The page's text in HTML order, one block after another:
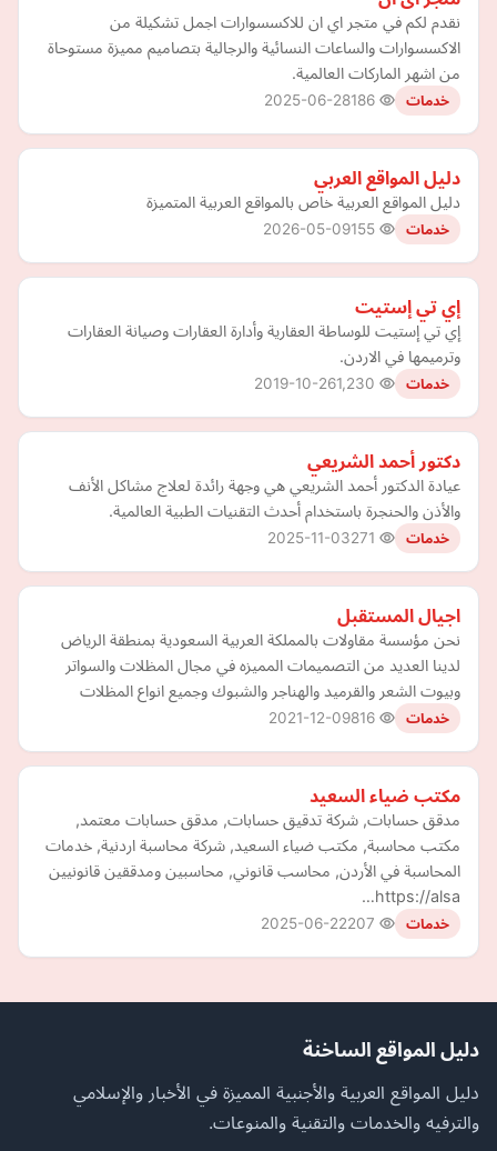
نقدم لكم في متجر اي ان للاكسسوارات اجمل تشكيلة من
الاكسسوارات والساعات النسائية والرجالية بتصاميم مميزة مستوحاة
من اشهر الماركات العالمية.
خدمات 2025-06-28
دليل المواقع العربي
دليل المواقع العربية خاص بالمواقع العربية المتميزة
خدمات 2026-05-09
إي تي إستيت
إي تي إستيت للوساطة العقارية وأدارة العقارات وصيانة العقارات
وترميمها في الاردن.
خدمات 2019-10-26
دكتور أحمد الشريعي
عيادة الدكتور أحمد الشريعي هي وجهة رائدة لعلاج مشاكل الأنف
والأذن والحنجرة باستخدام أحدث التقنيات الطبية العالمية.
خدمات 2025-11-03
اجيال المستقبل
نحن مؤسسة مقاولات بالمملكة العربية السعودية بمنطقة الرياض
لدينا العديد من التصميمات المميزه في مجال المظلات والسواتر
وبيوت الشعر والقرميد والهناجر والشبوك وجميع انواع المظلات
خدمات 2021-12-09
مكتب ضياء السعيد
مدقق حسابات, شركة تدقيق حسابات, مدقق حسابات معتمد,
مكتب محاسبة, مكتب ضياء السعيد, شركة محاسبة اردنية, خدمات
المحاسبة في الأردن, محاسب قانوني, محاسبين ومدققين قانونيين
https://alsa…
خدمات 2025-06-22
دليل المواقع الساخنة
دليل المواقع العربية والأجنبية المميزة في الأخبار والإسلامي
والترفيه والخدمات والتقنية والمنوعات.